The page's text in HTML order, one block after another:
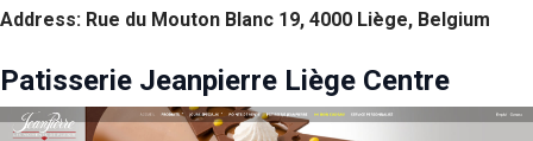
Address: Rue du Mouton Blanc 19, 4000 Liège, Belgium
Patisserie Jeanpierre Liège Centre